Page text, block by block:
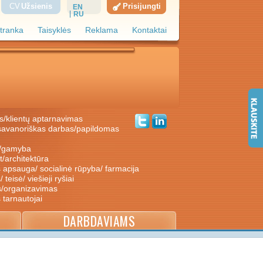
Taisyklės Reklama Kontaktai
CV Užsienis
EN
RU
Prisijungti
klientų aptarnavimas
gamyba
architektūra
apsauga/ socialinė rūpyba/ farmacija
teisė/ viešieji ryšiai
organizavimas
tarnautojai
DARBDAVIAMS